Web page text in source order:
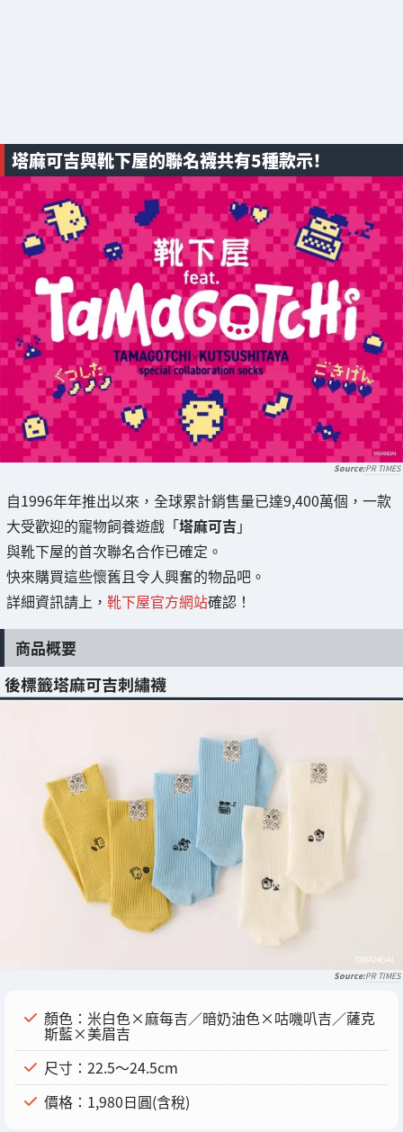
塔麻可吉與靴下屋的聯名襪共有5種款示！
PR TIMES
自1996年年推出以來，全球累計銷售量已達9,400萬個，一款
大受歡迎的寵物飼養遊戲「塔麻可吉 」
與靴下屋的首次聯名合作已確定。
快來購買這些懷舊且令人興奮的物品吧。
詳細資訊請上， 靴下屋官方網站確認！
商品概要
後標籤塔麻可吉刺繡襪
PR TIMES
顏色：米白色×麻每吉／暗奶油色×咕嘰叭吉／薩克
斯藍×美眉吉
尺寸：22.5～24.5cm
價格：1,980日圓(含稅)